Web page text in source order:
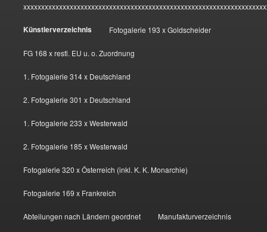
Künstlerverzeichnis Fotogalerie 193 x Goldscheider
FG 168 x restl. EU u. o. Zuordnung
1. Fotogalerie 314 x Deutschland
2. Fotogalerie 301 x Deutschland
1. Fotogalerie 233 x Westerwald
2. Fotogalerie 185 x Westerwald
Fotogalerie 320 x Österreich (inkl. K. K. Monarchie)
Fotogalerie 169 x Frankreich
Abteilungen nach Ländern geordnet Manufakturverzeichnis